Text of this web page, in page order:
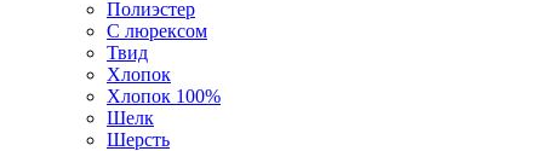
Полиэстер
С люрексом
Твид
Хлопок
Хлопок 100%
Шелк
Шерсть